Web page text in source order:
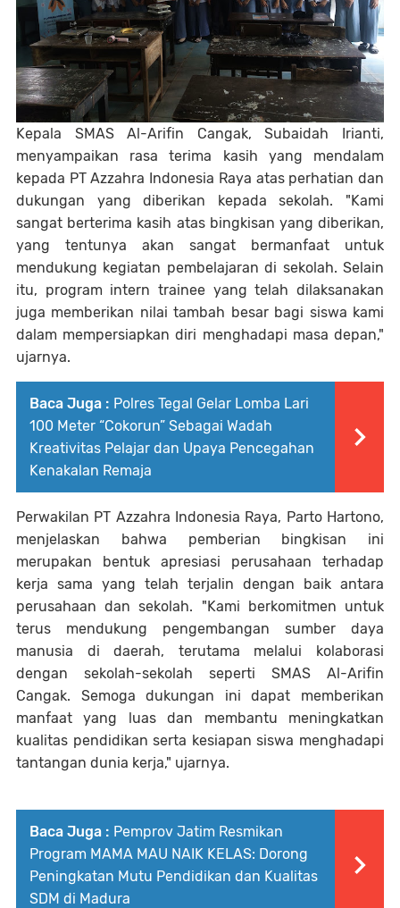
Kepala SMAS Al-Arifin Cangak, Subaidah Irianti,
menyampaikan rasa terima kasih yang mendalam
kepada PT Azzahra Indonesia Raya atas perhatian dan
dukungan yang diberikan kepada sekolah. "Kami
sangat berterima kasih atas bingkisan yang diberikan,
yang tentunya akan sangat bermanfaat untuk
mendukung kegiatan pembelajaran di sekolah. Selain
itu, program intern trainee yang telah dilaksanakan
juga memberikan nilai tambah besar bagi siswa kami
dalam mempersiapkan diri menghadapi masa depan,"
ujarnya.
Baca Juga : Polres Tegal Gelar Lomba Lari
100 Meter “Cokorun” Sebagai Wadah
Kreativitas Pelajar dan Upaya Pencegahan
Kenakalan Remaja
Perwakilan PT Azzahra Indonesia Raya, Parto Hartono,
menjelaskan bahwa pemberian bingkisan ini
merupakan bentuk apresiasi perusahaan terhadap
kerja sama yang telah terjalin dengan baik antara
perusahaan dan sekolah. "Kami berkomitmen untuk
terus mendukung pengembangan sumber daya
manusia di daerah, terutama melalui kolaborasi
dengan sekolah-sekolah seperti SMAS Al-Arifin
Cangak. Semoga dukungan ini dapat memberikan
manfaat yang luas dan membantu meningkatkan
kualitas pendidikan serta kesiapan siswa menghadapi
tantangan dunia kerja," ujarnya.
Baca Juga : Pemprov Jatim Resmikan
Program MAMA MAU NAIK KELAS: Dorong
Peningkatan Mutu Pendidikan dan Kualitas
SDM di Madura